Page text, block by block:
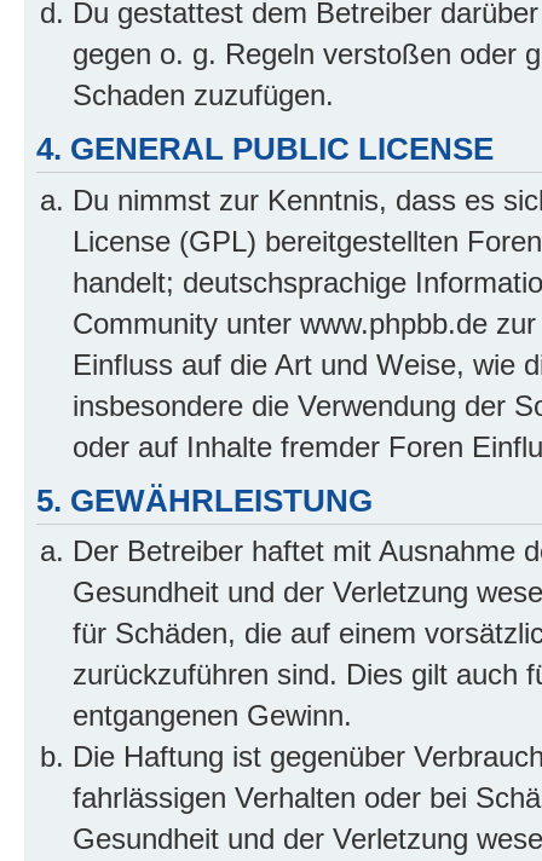
Du gestattest dem Betreiber
gegen o. g. Regeln verstoßen oder
Schaden zuzufügen.
4. GENERAL PUBLIC LICENSE
Du nimmst zur Kenntnis, dass es
License (GPL) bereitgestellten
handelt; deutschsprachige
Community unter www.phpbb.de
Einfluss auf die Art und Weise, wie
insbesondere die Verwendung der
oder auf Inhalte fremder Foren
5. GEWÄHRLEISTUNG
Der Betreiber haftet mit Ausnahme
Gesundheit und der Verletzung
für Schäden, die auf einem
zurückzuführen sind. Dies gilt auch
entgangenen Gewinn.
Die Haftung ist gegenüber
fahrlässigen Verhalten oder bei
Gesundheit und der Verletzung